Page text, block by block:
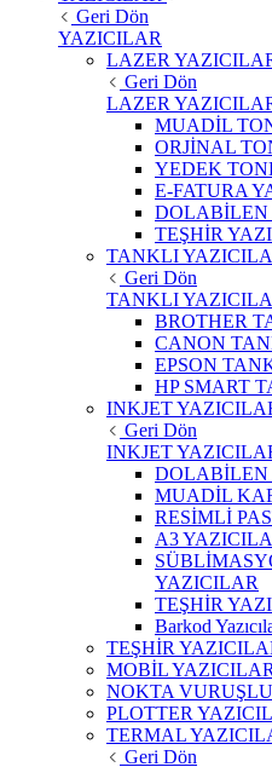
Geri Dön
YAZICILAR
LAZER
Geri Dön
LAZER
MUADİL
ORJİNAL
YEDEK
E-FATURA
DOLABİLEN
TEŞHİR
TANKLI
Geri Dön
TANKLI
BROTHER
CANON
EPSON
HP SMART
INKJET
Geri Dön
INKJET
DOLABİLEN
MUADİL
RESİMLİ
A3
YAZICILAR
TEŞHİR
Barkod
TEŞHİR
MOBİL YAZICILAR
NOKTA
PLOTTER
TERMAL
Geri Dön